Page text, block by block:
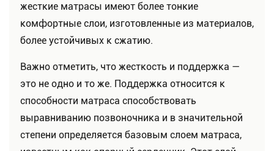
жесткие матрасы имеют более тонкие
комфортные слои, изготовленные из материалов,
более устойчивых к сжатию.
Важно отметить, что жесткость и поддержка —
это не одно и то же. Поддержка относится к
способности матраса способствовать
выравниванию позвоночника и в значительной
степени определяется базовым слоем матраса,